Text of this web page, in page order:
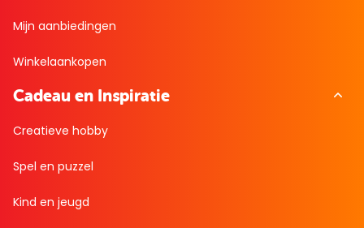
Mijn aanbiedingen
Winkelaankopen
Cadeau en Inspiratie
Creatieve hobby
Spel en puzzel
Kind en jeugd